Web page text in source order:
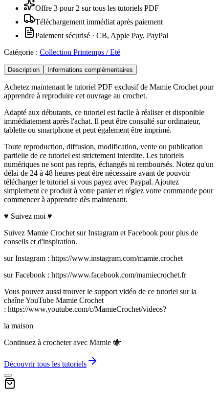
Offre 3 pour 2 sur tous les tutoriels PDF
Téléchargement immédiat après paiement
Paiement sécurisé · CB, Apple Pay, PayPal
Catégorie : Collection Printemps / Eté
Description Informations complémentaires
Achetez maintenant le tutoriel PDF exclusif de Mamie Crochet pour
apprendre à reproduire cet ouvrage au crochet.
Adapté aux débutants, ce tutoriel est facile à réaliser et disponible
immédiatement après l'achat. Il peut être consulté sur ordinateur,
tablette ou smartphone et peut également être imprimé.
Toute reproduction, diffusion, modification, vente ou publication
partielle de ce tutoriel est strictement interdite. Les tutoriels
numériques ne sont pas repris, échangés ni remboursés. Notez qu'un
délai de 24 à 48 heures peut être nécessaire avant de pouvoir
télécharger le tutoriel si vous payez avec Paypal. Ajoutez
simplement ce produit à votre panier et réglez votre commande pour
commencer à apprendre dès maintenant.
♥ Suivez moi ♥
Suivez Mamie Crochet sur Instagram et Facebook pour plus de
conseils et d'inspiration.
sur Instagram : https://www.instagram.com/mamie.crochet
sur Facebook : https://www.facebook.com/mamiecrochet.fr
Vous pouvez aussi trouver le support vidéo de ce tutoriel sur la
chaîne YouTube Mamie Crochet
: https://www.youtube.com/c/MamieCrochet/videos?
la maison
Continuez à crocheter avec Mamie 🐝
Découvrir tous les tutoriels